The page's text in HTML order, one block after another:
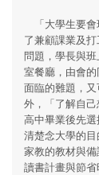
「大學生要會
了兼顧課業及
問題，學長與
室餐廳，由會
面臨的難題，
外，「了解自
高中畢業後先
清楚念大學的
家教的教材與
讀書計畫與節省